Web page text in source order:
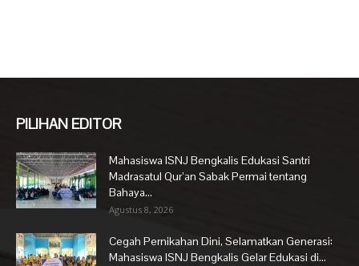
PILIHAN EDITOR
Mahasiswa ISNJ Bengkalis Edukasi Santri
Madrasatul Qur’an Sabak Permai tentang
Bahaya...
Agustus 8, 2026
Cegah Pernikahan Dini, Selamatkan Generasi:
Mahasiswa ISNJ Bengkalis Gelar Edukasi di...